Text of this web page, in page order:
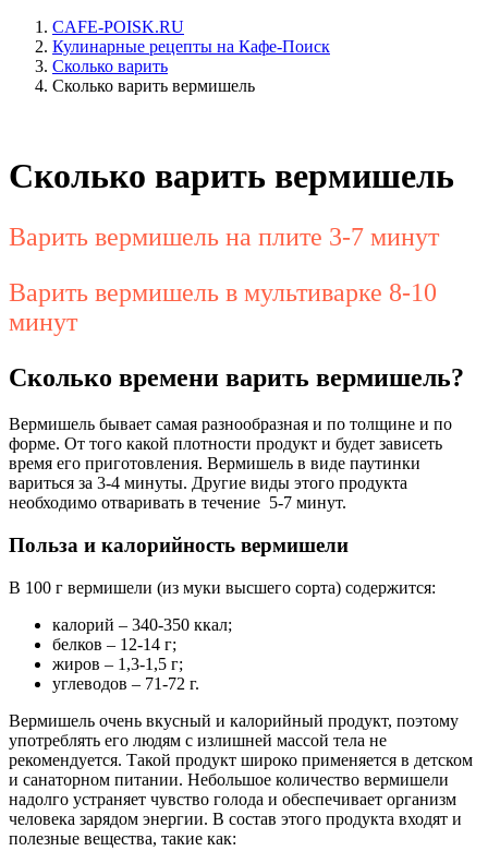
CAFE-POISK.RU
Кулинарные рецепты на Кафе-Поиск
Сколько варить
Сколько варить вермишель
Сколько варить вермишель
Варить вермишель на плите 3-7 минут
Варить вермишель в мультиварке 8-10
минут
Сколько времени варить вермишель?
Вермишель бывает самая разнообразная и по толщине и по
форме. От того какой плотности продукт и будет зависеть
время его приготовления. Вермишель в виде паутинки
вариться за 3-4 минуты. Другие виды этого продукта
необходимо отваривать в течение 5-7 минут.
Польза и калорийность вермишели
В 100 г вермишели (из муки высшего сорта) содержится:
калорий – 340-350 ккал;
белков – 12-14 г;
жиров – 1,3-1,5 г;
углеводов – 71-72 г.
Вермишель очень вкусный и калорийный продукт, поэтому
употреблять его людям с излишней массой тела не
рекомендуется. Такой продукт широко применяется в детском
и санаторном питании. Небольшое количество вермишели
надолго устраняет чувство голода и обеспечивает организм
человека зарядом энергии. В состав этого продукта входят и
полезные вещества, такие как: